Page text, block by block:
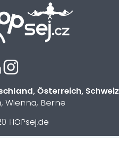
Österreich, Schweiz
Wienna, Berne
HOPsej.de